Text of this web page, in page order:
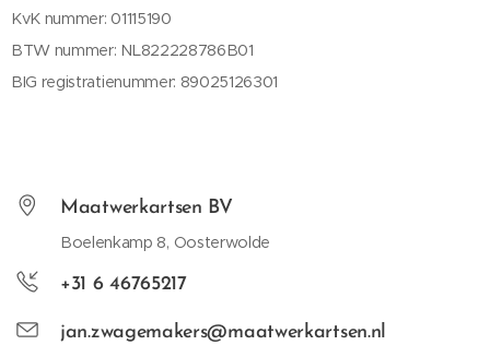
KvK nummer: 01115190
BTW nummer: NL822228786B01
BIG registratienummer: 89025126301
Maatwerkartsen BV
Boelenkamp 8, Oosterwolde
+31 6 46765217
jan.zwagemakers@maatwerkartsen.nl